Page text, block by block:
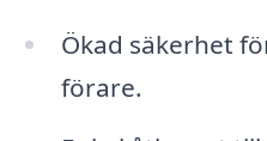
Ökad säkerhet
förare.